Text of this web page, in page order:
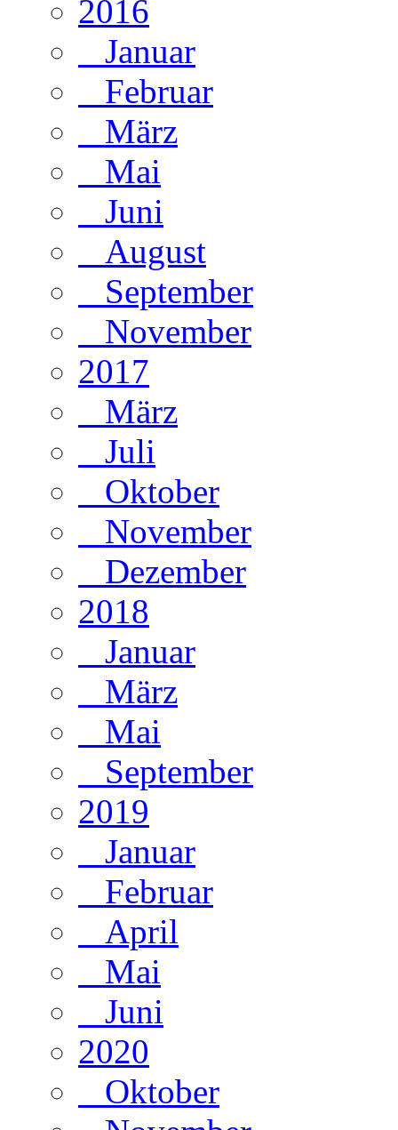
2016
Januar
Februar
März
Mai
Juni
August
September
November
2017
März
Juli
Oktober
November
Dezember
2018
Januar
März
Mai
September
2019
Januar
Februar
April
Mai
Juni
2020
Oktober